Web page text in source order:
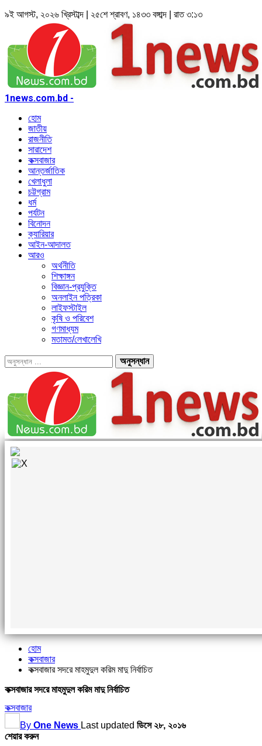
৯ই আগস্ট, ২০২৬ খ্রিস্টাব্দ | ২৫শে শ্রাবণ, ১৪৩৩ বঙ্গাব্দ | রাত ৩:১৩
1news.com.bd -
হোম
জাতীয়
রাজনীতি
সারাদেশ
কক্সবাজার
আন্তর্জাতিক
খেলাধুলা
চট্টগ্রাম
ধর্ম
পর্যটন
বিনোদন
ক্যারিয়ার
আইন-আদালত
আরও
অর্থনীতি
শিক্ষাঙ্গন
বিজ্ঞান-প্রযুক্তি
অনলাইন পত্রিকা
লাইফস্টাইল
কৃষি ও পরিবেশ
গণমাধ্যম
মতামত/লেখালেখি
হোম
কক্সবাজার
কক্সবাজার সদরে মাহমুদুল করিম মাদু নির্বাচিত
কক্সবাজার সদরে মাহমুদুল করিম মাদু নির্বাচিত
কক্সবাজার
By One News Last updated ডিসে ২৮, ২০১৬
শেয়ার করুন